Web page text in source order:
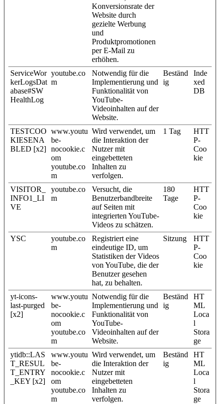
Konversionsrate der
Website durch
gezielte Werbung
und
Produktpromotionen
per E-Mail zu
erhöhen.
ServiceWor
kerLogsDat
abase#SW
HealthLog
youtube.co
m
Notwendig für die
Implementierung und
Funktionalität von
YouTube-
Videoinhalten auf der
Website.
Beständ
ig
Inde
xed
DB
TESTCOO
KIESENA
BLED [x2]
www.youtu
be-
nocookie.c
om
youtube.co
m
Wird verwendet, um
die Interaktion der
Nutzer mit
eingebetteten
Inhalten zu
verfolgen.
1 Tag
HTT
P-
Coo
kie
VISITOR_
INFO1_LI
VE
youtube.co
m
Versucht, die
Benutzerbandbreite
auf Seiten mit
integrierten YouTube-
Videos zu schätzen.
180
Tage
HTT
P-
Coo
kie
YSC
youtube.co
m
Registriert eine
eindeutige ID, um
Statistiken der Videos
von YouTube, die der
Benutzer gesehen
hat, zu behalten.
Sitzung
HTT
P-
Coo
kie
yt-icons-
last-purged
[x2]
www.youtu
be-
nocookie.c
om
youtube.co
m
Notwendig für die
Implementierung und
Funktionalität von
YouTube-
Videoinhalten auf der
Website.
Beständ
ig
HT
ML
Loca
l
Stora
ge
ytidb::LAS
T_RESUL
T_ENTRY
_KEY [x2]
www.youtu
be-
nocookie.c
om
youtube.co
m
Wird verwendet, um
die Interaktion der
Nutzer mit
eingebetteten
Inhalten zu
verfolgen.
Beständ
ig
HT
ML
Loca
l
Stora
ge